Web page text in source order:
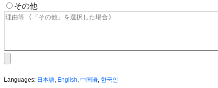
その他
Languages: 日本語, English, 中国语, 한국인